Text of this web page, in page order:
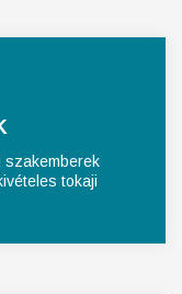
szakemberek
tokaji